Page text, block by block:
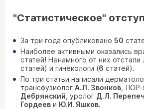
"Статистическое"
За три года опубликовано 50
Наиболее активными оказались
статей! Ненамного от них
статей) и гинекологи (6 статей).
По три статьи написали
трансфузиолог А.Л. Звонков ,
Дебрянский , уролог Д.Л.
Гордеев и Ю.И. Яшков.